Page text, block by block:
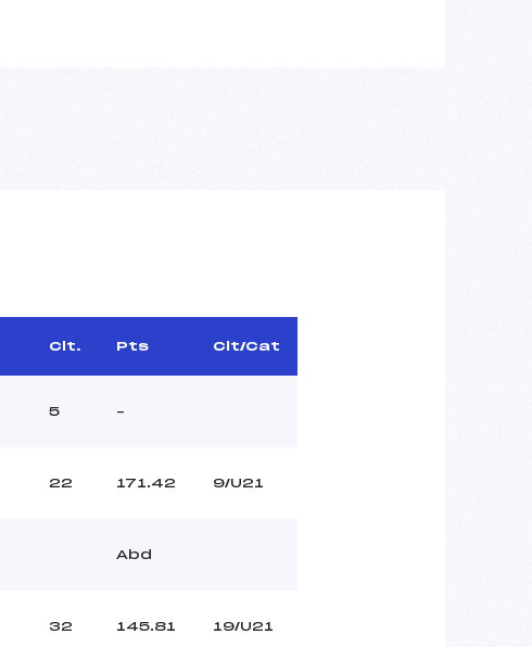
Clt. Pts Clt/Cat
5 –
22 171.42 9/U21
Abd
32 145.81 19/U21